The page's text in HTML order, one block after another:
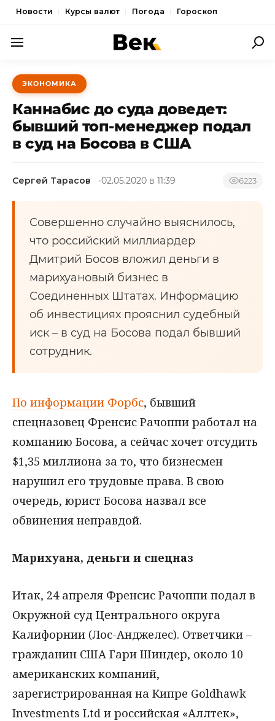
Новости Курсы валют Погода Гороскоп
ПОЛИТИКА
ЭКОНОМИКА
ОБЩЕСТВО
СПОРТ
ЭКОНОМИКА
Каннабис до суда доведет:
бывший топ-менеджер подал
в суд на Босова в США
Сергей Тарасов 02.05.2020 в 11:39 6223
Совершенно случайно выяснилось,
что российский миллиардер
Дмитрий Босов вложил деньги в
марихуановый бизнес в
Соединенных Штатах. Информацию
об инвестициях прояснил судебный
иск – в суд на Босова подал бывший
сотрудник.
По информации Форбс, бывший
спецназовец Френсис Рачоппи работал на
компанию Босова, а сейчас хочет отсудить
$1,35 миллиона за то, что бизнесмен
нарушил его трудовые права. В свою
очередь, юрист Босова назвал все
обвинения неправдой.
Марихуана, деньги и спецназ
Итак, 24 апреля Френсис Рачоппи подал в
Окружной суд Центрального округа
Калифорнии (Лос-Анджелес). Ответчики –
гражданин США Гари Шиндер, около 10
американских компаний,
зарегистрированная на Кипре Goldhawk
Investments Ltd и российская «Аллтек»,